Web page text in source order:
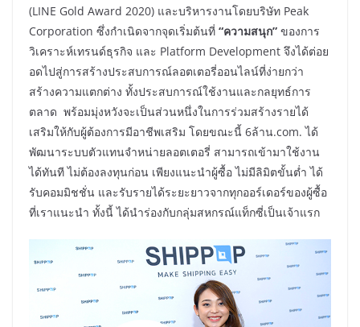
(LINE Gold Award 2020) และบริหารงานโดยบริษัท Peak
Corporation ซึ่งกำเนิดจากจุดเริ่มต้นที่ “ความสนุก” ของการ
วิเคราะห์เทรนด์ธุรกิจ และ Platform Development จึงได้ต่อย
อดไปสู่การสร้างประสบการณ์ลอตเตอรี่ออนไลน์ที่ง่ายกว่า
สร้างความแตกต่าง ทั้งประสบการณ์ใช้งานและกลยุทธ์การ
ตลาด พร้อมมุ่งหวังจะเป็นส่วนหนึ่งในการร่วมสร้างรายได้
เสริมให้กับผู้ต้องการมีอาชีพเสริม โดยขณะนี้ 6ล้าน.com. ได้
พัฒนาระบบตัวแทนจำหน่ายลอตเตอรี่ สามารถเข้ามาใช้งาน
ได้ทันที ไม่ต้องลงทุนก่อน เพียงแนะนำผู้ซื้อ ไม่มีลิมิตขั้นต่ำ ได้
รับคอมมิชชั่น และรับรายได้ระยะยาวจากทุกออร์เดอร์ของผู้ซื้อ
ที่เราแนะนำ ทั้งนี้ ได้นำร่องกับกลุ่มสหกรณ์แท็กซี่เป็นเจ้าแรก